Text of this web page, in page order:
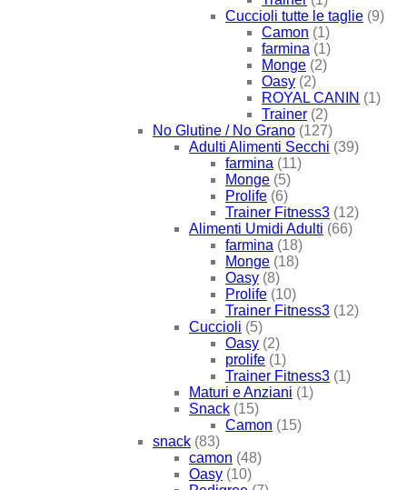
Cuccioli tutte le taglie (9)
Camon (1)
farmina (1)
Monge (2)
Oasy (2)
ROYAL CANIN (1)
Trainer (2)
No Glutine / No Grano (127)
Adulti Alimenti Secchi (39)
farmina (11)
Monge (5)
Prolife (6)
Trainer Fitness3 (12)
Alimenti Umidi Adulti (66)
farmina (18)
Monge (18)
Oasy (8)
Prolife (10)
Trainer Fitness3 (12)
Cuccioli (5)
Oasy (2)
prolife (1)
Trainer Fitness3 (1)
Maturi e Anziani (1)
Snack (15)
Camon (15)
snack (83)
camon (48)
Oasy (10)